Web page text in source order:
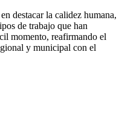
destacar la calidez humana,
de trabajo que han
momento, reafirmando el
y municipal con el